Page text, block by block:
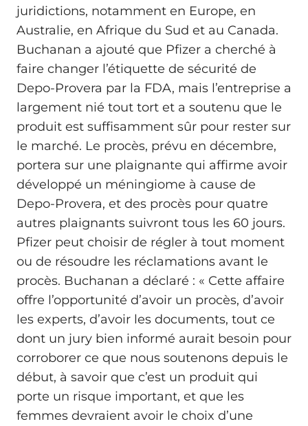
juridictions, notamment en Europe, en
Australie, en Afrique du Sud et au Canada.
Buchanan a ajouté que Pfizer a cherché à
faire changer l’étiquette de sécurité de
Depo-Provera par la FDA, mais l’entreprise a
largement nié tout tort et a soutenu que le
produit est suffisamment sûr pour rester sur
le marché. Le procès, prévu en décembre,
portera sur une plaignante qui affirme avoir
développé un méningiome à cause de
Depo-Provera, et des procès pour quatre
autres plaignants suivront tous les 60 jours.
Pfizer peut choisir de régler à tout moment
ou de résoudre les réclamations avant le
procès. Buchanan a déclaré : « Cette affaire
offre l’opportunité d’avoir un procès, d’avoir
les experts, d’avoir les documents, tout ce
dont un jury bien informé aurait besoin pour
corroborer ce que nous soutenons depuis le
début, à savoir que c’est un produit qui
porte un risque important, et que les
femmes devraient avoir le choix d’une